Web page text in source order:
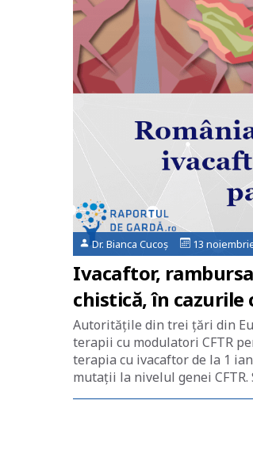
Dr. Bianca Cucoș 13
Ivacaftor,
chistică, în cazurile
Autoritățile din trei țări din
terapii cu modulatori CFTR
terapia cu ivacaftor de la 1
mutații la nivelul genei CFTR.